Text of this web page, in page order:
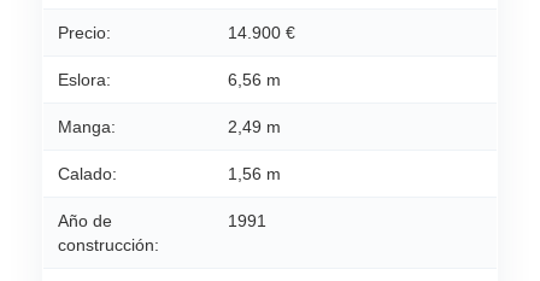
Precio: 14.900 €
Eslora: 6,56 m
Manga: 2,49 m
Calado: 1,56 m
Año de
construcción:
1991